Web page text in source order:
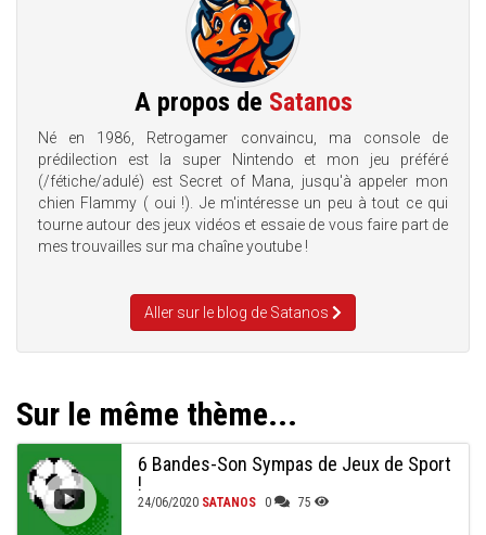
A propos de Satanos
Né en 1986, Retrogamer convaincu, ma console de
prédilection est la super Nintendo et mon jeu préféré
(/fétiche/adulé) est Secret of Mana, jusqu'à appeler mon
chien Flammy ( oui !). Je m'intéresse un peu à tout ce qui
tourne autour des jeux vidéos et essaie de vous faire part de
mes trouvailles sur ma chaîne youtube !
Aller sur le blog de Satanos
Sur le même thème...
6 Bandes-Son Sympas de Jeux de Sport
!
24/06/2020 SATANOS 0 75